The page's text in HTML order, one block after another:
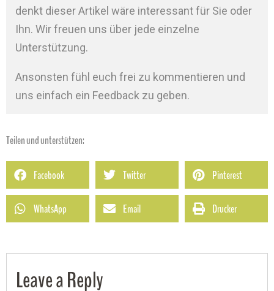
denkt dieser Artikel wäre interessant für Sie oder
Ihn. Wir freuen uns über jede einzelne
Unterstützung.
Ansonsten fühl euch frei zu kommentieren und
uns einfach ein Feedback zu geben.
Teilen und unterstützen:
Facebook Twitter Pinterest
WhatsApp Email Drucker
Leave a Reply